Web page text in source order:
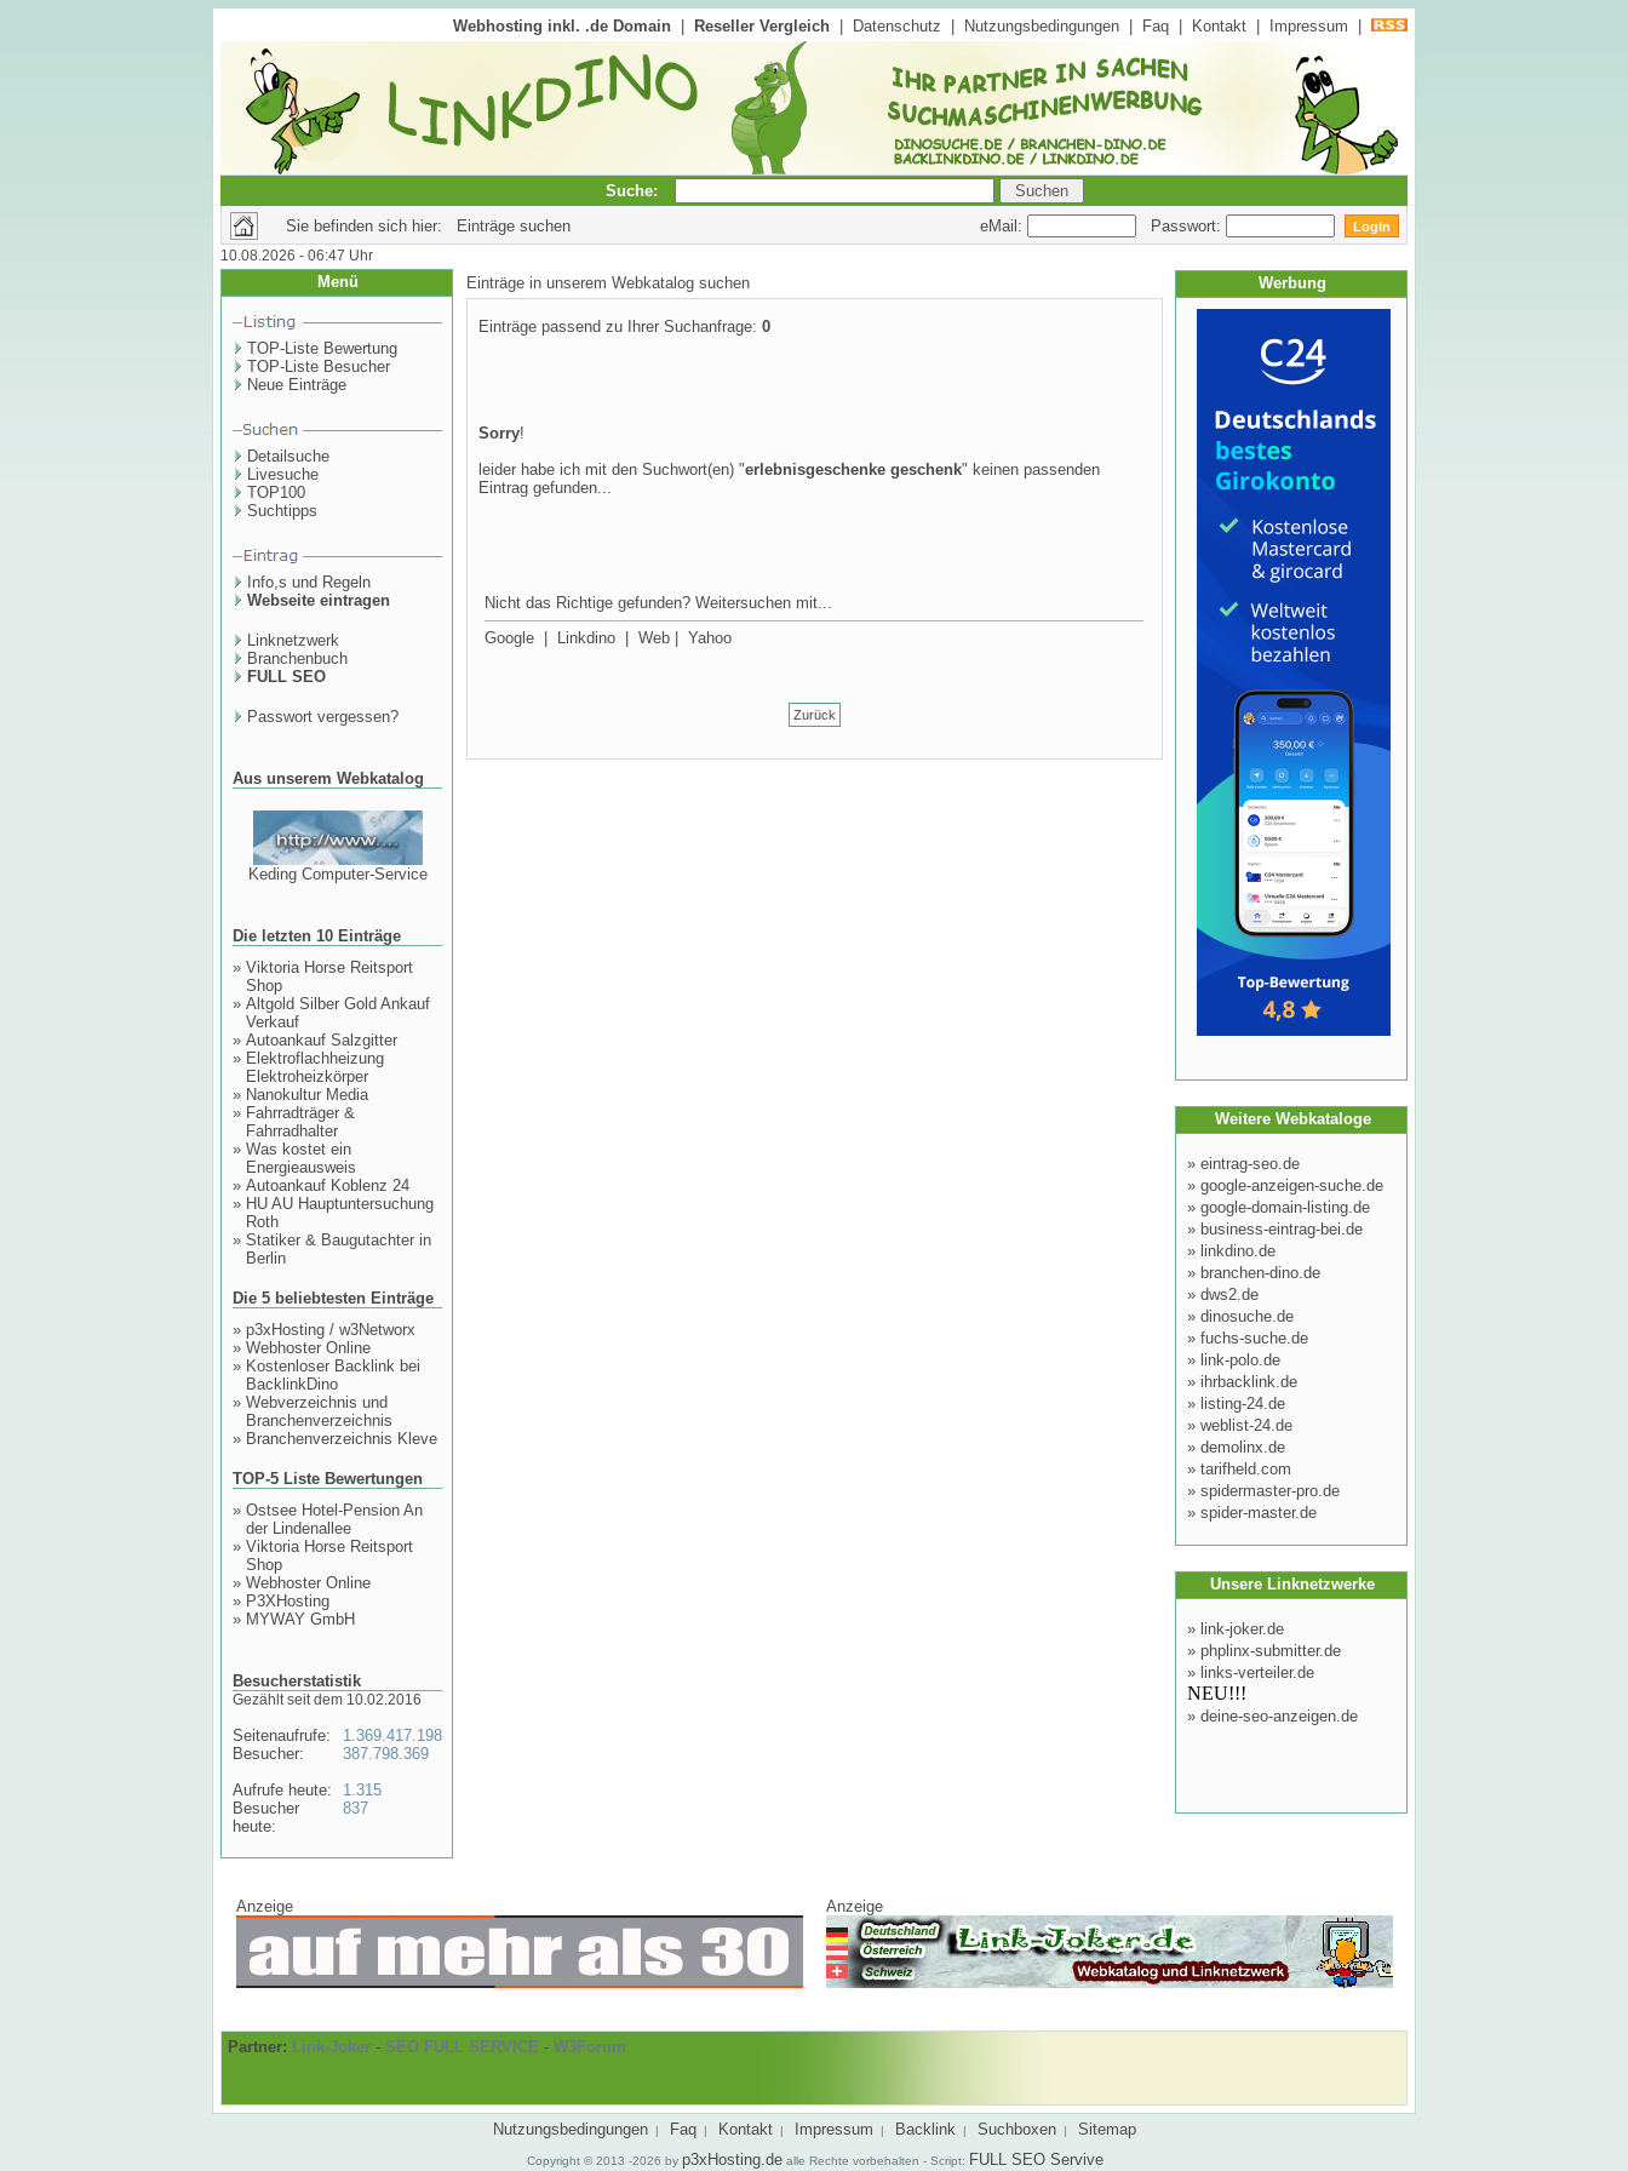
Webhosting inkl. .de Domain Reseller Vergleich Datenschutz Nutzungsbedingungen Faq Kontakt Impressum
Suche:
Sie befinden sich hier: Einträge suchen
eMail: Passwort:
10.08.2026 - 06:47 Uhr
Menü
TOP-Liste Bewertung
TOP-Liste Besucher
Neue Einträge
Detailsuche
Livesuche
TOP100
Suchtipps
Info,s und Regeln
Webseite eintragen
Linknetzwerk
Branchenbuch
FULL SEO
Passwort vergessen?
Aus unserem Webkatalog
Keding Computer-Service
Die letzten 10 Einträge
» Viktoria Horse Reitsport
Shop
» Altgold Silber Gold Ankauf
Verkauf
» Autoankauf Salzgitter
» Elektroflachheizung
Elektroheizkörper
» Nanokultur Media
» Fahrradträger &
Fahrradhalter
» Was kostet ein
Energieausweis
» Autoankauf Koblenz 24
» HU AU Hauptuntersuchung
Roth
» Statiker & Baugutachter in
Berlin
Die 5 beliebtesten Einträge
» p3xHosting / w3Networx
» Webhoster Online
» Kostenloser Backlink bei
BacklinkDino
» Webverzeichnis und
Branchenverzeichnis
» Branchenverzeichnis Kleve
TOP-5 Liste Bewertungen
» Ostsee Hotel-Pension An
der Lindenallee
» Viktoria Horse Reitsport
Shop
» Webhoster Online
» P3XHosting
» MYWAY GmbH
Besucherstatistik
Gezählt seit dem 10.02.2016
Seitenaufrufe:
Besucher:
Aufrufe heute:
Besucher
heute:
1.369.417.198
387.798.369
1.315
837
Einträge in unserem Webkatalog suchen
Einträge passend zu Ihrer Suchanfrage: 0
Sorry!
leider habe ich mit den Suchwort(en) "erlebnisgeschenke geschenk" keinen passenden
Eintrag gefunden...
Nicht das Richtige gefunden? Weitersuchen mit...
Google
Linkdino Web Yahoo
Zurück
Werbung
Weitere Webkataloge
» eintrag-seo.de
» google-anzeigen-suche.de
» google-domain-listing.de
» business-eintrag-bei.de
» linkdino.de
» branchen-dino.de
» dws2.de
» dinosuche.de
» fuchs-suche.de
» link-polo.de
» ihrbacklink.de
» listing-24.de
» weblist-24.de
» demolinx.de
» tarifheld.com
» spidermaster-pro.de
» spider-master.de
Unsere Linknetzwerke
» link-joker.de
» phplinx-submitter.de
» links-verteiler.de
NEU!!!
» deine-seo-anzeigen.de
Anzeige Anzeige
Partner: Link-Joker - SEO FULL SERVICE - W3Forum
Nutzungsbedingungen | Faq | Kontakt | Impressum | Backlink | Suchboxen | Sitemap
Copyright © 2013 -2026 by p3xHosting.dealle Rechte vorbehalten - Script: FULL SEO Servive